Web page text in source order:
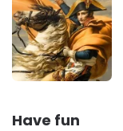
Have fun